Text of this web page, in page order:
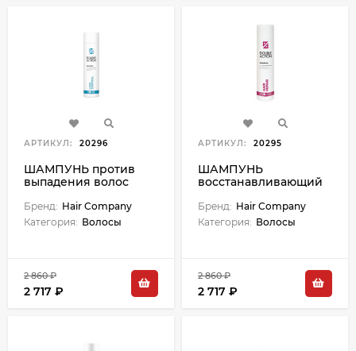
АРТИКУЛ: 20296
ШАМПУНЬ против
выпадения волос
DOUBLE ACTION - 250
мл
Бренд: Hair Company
Категория: Волосы
2 860 ₽
2 717 ₽
АРТИКУЛ: 20295
ШАМПУНЬ
восстанавливающий
ACTION - 250 мл
Бренд: Hair Company
Категория: Волосы
2 860 ₽
2 717 ₽